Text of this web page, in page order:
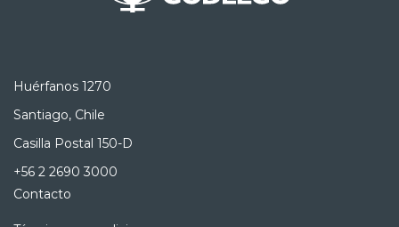
Huérfanos 1270
Santiago, Chile
Casilla Postal 150-D
+56 2 2690 3000
Contacto